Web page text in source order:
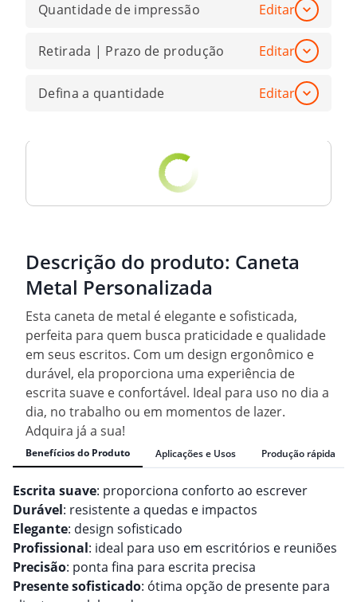
Quantidade de impressão Editar
Retirada | Prazo de produção Editar
Defina a quantidade Editar
Descrição do produto: Caneta
Metal Personalizada
Esta caneta de metal é elegante e sofisticada,
perfeita para quem busca praticidade e qualidade
em seus escritos. Com um design ergonômico e
durável, ela proporciona uma experiência de
escrita suave e confortável. Ideal para uso no dia a
dia, no trabalho ou em momentos de lazer.
Adquira já a sua!
Benefícios do Produto Aplicações e Usos Produção rápida
Escrita suave: proporciona conforto ao escrever
Durável: resistente a quedas e impactos
Elegante: design sofisticado
Profissional: ideal para uso em escritórios e reuniões
Precisão: ponta fina para escrita precisa
Presente sofisticado: ótima opção de presente para